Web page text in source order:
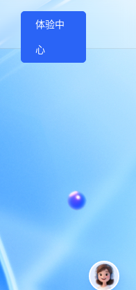
体验中
心